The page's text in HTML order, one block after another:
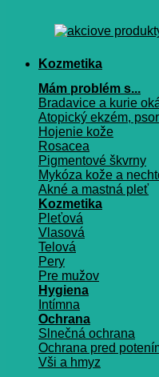
Kozmetika
Mám problém s...
Bradavice a kurie
Atopický ekzém,
Hojenie kože
Rosacea
Pigmentové škvrny
Mykóza kože a
Akné a mastná pleť
Kozmetika
Pleťová
Vlasová
Telová
Pery
Pre mužov
Hygiena
Intímna
Ochrana
Slnečná ochrana
Ochrana pred
Vši a hmyz